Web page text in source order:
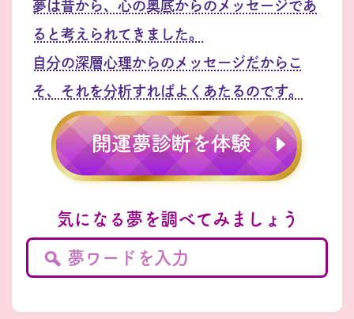
夢は昔から、心の奥底からのメッセージであ
ると考えられてきました。
自分の深層心理からのメッセージだからこ
そ、それを分析すればよくあたるのです。
気になる夢を調べてみましょう